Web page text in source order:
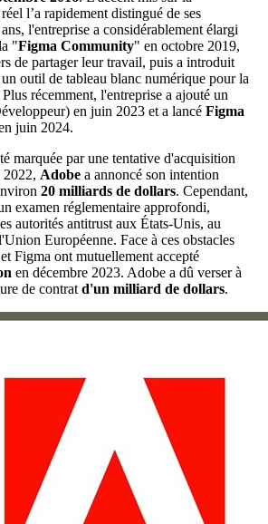
l’a rapidement distingué de ses
l'entreprise a considérablement élargi
"Figma Community" en octobre 2019,
de partager leur travail, puis a introduit
outil de tableau blanc numérique pour la
récemment, l'entreprise a ajouté un
en juin 2023 et a lancé Figma
juin 2024.
marquée par une tentative d'acquisition
2022, Adobe a annoncé son intention
20 milliards de dollars. Cependant,
examen réglementaire approfondi,
autorités antitrust aux États-Unis, au
Européenne. Face à ces obstacles
Figma ont mutuellement accepté
en décembre 2023. Adobe a dû verser à
de contrat d'un milliard de dollars.